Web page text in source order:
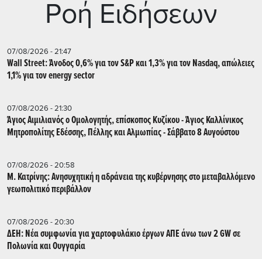
Ρoή Ειδήσεων
07/08/2026 - 21:47
Wall Street: Άνοδος 0,6% για τον S&P και 1,3% για τον Nasdaq, απώλειες
1,1% για τον energy sector
07/08/2026 - 21:30
Άγιος Αιμιλιανός ο Ομολογητής, επίσκοπος Κυζίκου - Άγιος Καλλίνικος
Μητροπολίτης Εδέσσης, Πέλλης και Αλμωπίας - Σάββατο 8 Αυγούστου
07/08/2026 - 20:58
Μ. Κατρίνης: Ανησυχητική η αδράνεια της κυβέρνησης στο μεταβαλλόμενο
γεωπολιτικό περιβάλλον
07/08/2026 - 20:30
ΔΕΗ: Νέα συμφωνία για χαρτοφυλάκιο έργων ΑΠΕ άνω των 2 GW σε
Πολωνία και Ουγγαρία